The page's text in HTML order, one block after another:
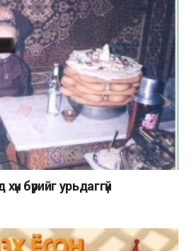
бүрийг урьдаггүй